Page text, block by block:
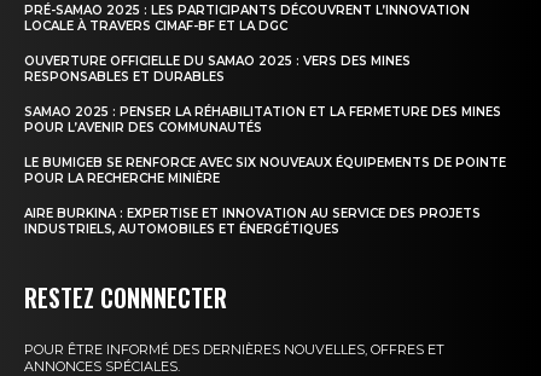
PRÉ-SAMAO 2025 : LES PARTICIPANTS DÉCOUVRENT L’INNOVATION
LOCALE À TRAVERS CIMAF-BF ET LA DGC
OUVERTURE OFFICIELLE DU SAMAO 2025 : VERS DES MINES
RESPONSABLES ET DURABLES
SAMAO 2025 : PENSER LA RÉHABILITATION ET LA FERMETURE DES MINES
POUR L’AVENIR DES COMMUNAUTÉS
LE BUMIGEB SE RENFORCE AVEC SIX NOUVEAUX ÉQUIPEMENTS DE POINTE
POUR LA RECHERCHE MINIÈRE
AIRE BURKINA : EXPERTISE ET INNOVATION AU SERVICE DES PROJETS
INDUSTRIELS, AUTOMOBILES ET ÉNERGÉTIQUES
RESTEZ CONNNECTER
POUR ÊTRE INFORMÉ DES DERNIÈRES NOUVELLES, OFFRES ET
ANNONCES SPÉCIALES.